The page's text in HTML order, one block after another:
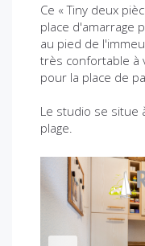
Ce « Tiny deux
place d'amarrage
au pied de
très confortable à
pour la place de
Le studio se situe
plage.
P